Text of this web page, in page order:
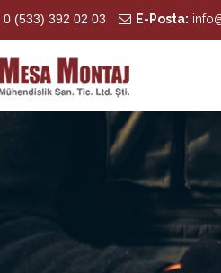
0 (533) 392 02 03 E-Posta: